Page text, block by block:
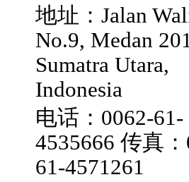
地址：Jalan
No.9, Medan
Sumatra Utara,
Indonesia
电话：0062-61-
4535666 传真
61-4571261